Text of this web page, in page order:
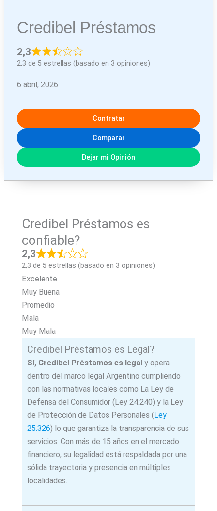
Credibel Préstamos
2,3
2,3 de 5 estrellas (basado en 3 opiniones)
6 abril, 2026
Contratar
Comparar
Dejar mi Opinión
Credibel Préstamos es
confiable?
2,3
2,3 de 5 estrellas (basado en 3 opiniones)
Excelente
Muy Buena
Promedio
Mala
Muy Mala
Credibel Préstamos es Legal?
Sí, Credibel Préstamos es legal y opera
dentro del marco legal Argentino cumpliendo
con las normativas locales como La Ley de
Defensa del Consumidor (Ley 24.240) y la Ley
de Protección de Datos Personales (Ley
25.326) lo que garantiza la transparencia de sus
servicios. Con más de 15 años en el mercado
financiero, su legalidad está respaldada por una
sólida trayectoria y presencia en múltiples
localidades.